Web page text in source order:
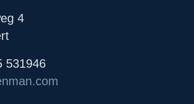
4
531946